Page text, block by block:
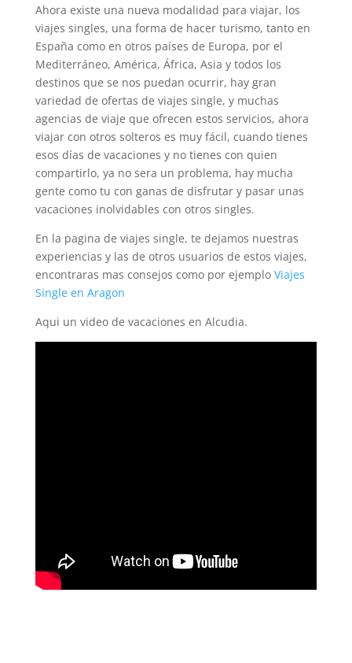
Ahora existe una nueva modalidad para viajar, los
viajes singles, una forma de hacer turismo, tanto en
España como en otros países de Europa, por el
Mediterráneo, América, África, Asia y todos los
destinos que se nos puedan ocurrir, hay gran
variedad de ofertas de viajes single, y muchas
agencias de viaje que ofrecen estos servicios, ahora
viajar con otros solteros es muy fácil, cuando tienes
esos días de vacaciones y no tienes con quien
compartirlo, ya no sera un problema, hay mucha
gente como tu con ganas de disfrutar y pasar unas
vacaciones inolvidables con otros singles.
En la pagina de viajes single, te dejamos nuestras
experiencias y las de otros usuarios de estos viajes,
encontraras mas consejos como por ejemplo Viajes
Single en Aragon
Aqui un video de vacaciones en Alcudia.